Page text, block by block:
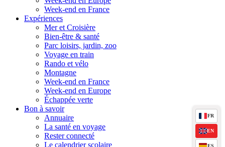
Week-end en France
Expériences
Mer et Croisière
Bien-être & santé
Parc loisirs, jardin, zoo
Voyage en train
Rando et vélo
Montagne
Week-end en France
Week-end en Europe
Échappée verte
Bon à savoir
Annuaire
La santé en voyage
Rester connecté
Le calendrier scolaire
FR
EN
ES